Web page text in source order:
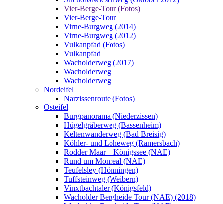
Vier-Berge-Tour (Fotos)
Vier-Berge-Tour
Virne-Burgweg (2014)
Virne-Burgweg (2012)
Vulkanpfad (Fotos)
Vulkanpfad
Wacholderweg (2017)
Wacholderweg
Wacholderweg
Nordeifel
Narzissenroute (Fotos)
Osteifel
Burgpanorama (Niederzissen)
Hügelgräberweg (Bassenheim)
Keltenwanderweg (Bad Breisig)
Köhler- und Loheweg (Ramersbach)
Rodder Maar – Königssee (NAE)
Rund um Monreal (NAE)
Teufelsley (Hönningen)
Tuffsteinweg (Weibern)
Vinxtbachtaler (Königsfeld)
Wacholder Bergheide Tour (NAE) (2018)